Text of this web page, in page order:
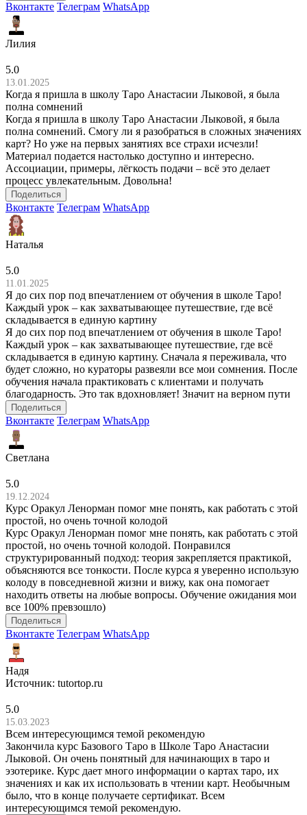
Вконтакте Телеграм WhatsApp
Лилия
5.0
13.01.2025
Когда я пришла в школу Таро Анастасии Лыковой, я была
полна сомнений
Когда я пришла в школу Таро Анастасии Лыковой, я была
полна сомнений. Смогу ли я разобраться в сложных значениях
карт? Но уже на первых занятиях все страхи исчезли!
Материал подается настолько доступно и интересно.
Ассоциации, примеры, лёгкость подачи – всё это делает
процесс увлекательным. Довольна!
Поделиться
Вконтакте Телеграм WhatsApp
Наталья
5.0
11.01.2025
Я до сих пор под впечатлением от обучения в школе Таро!
Каждый урок – как захватывающее путешествие, где всё
складывается в единую картину
Я до сих пор под впечатлением от обучения в школе Таро!
Каждый урок – как захватывающее путешествие, где всё
складывается в единую картину. Сначала я переживала, что
будет сложно, но кураторы развеяли все мои сомнения. После
обучения начала практиковать с клиентами и получать
благодарность. Это так вдохновляет! Значит на верном пути
Поделиться
Вконтакте Телеграм WhatsApp
Светлана
5.0
19.12.2024
Курс Оракул Ленорман помог мне понять, как работать с этой
простой, но очень точной колодой
Курс Оракул Ленорман помог мне понять, как работать с этой
простой, но очень точной колодой. Понравился
структурированный подход: теория закрепляется практикой,
объясняются все тонкости. После курса я уверенно использую
колоду в повседневной жизни и вижу, как она помогает
находить ответы на любые вопросы. Обучение ожидания мои
все 100% превзошло)
Поделиться
Вконтакте Телеграм WhatsApp
Надя
Источник: tutortop.ru
5.0
15.03.2023
Всем интересующимся темой рекомендую
Закончила курс Базового Таро в Школе Таро Анастасии
Лыковой. Он очень понятный для начинающих в таро и
эзотерике. Курс дает много информации о картах таро, их
значениях и как их использовать в чтении карт. Необычным
было, что в конце получаете сертификат. Всем
интересующимся темой рекомендую.